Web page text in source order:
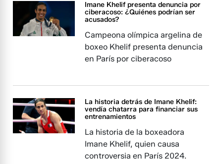
Imane Khelif presenta denuncia por
ciberacoso: ¿Quiénes podrían ser
acusados?
Campeona olímpica argelina de
boxeo Khelif presenta denuncia
en París por ciberacoso
La historia detrás de Imane Khelif:
vendía chatarra para financiar sus
entrenamientos
La historia de la boxeadora
Imane Khelif, quien causa
controversia en París 2024.